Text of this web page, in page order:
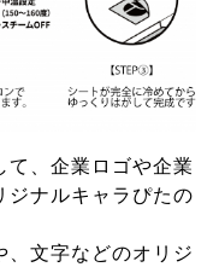
て、企業ロゴや企業
ジナルキャラぴたの
文字などのオリジ